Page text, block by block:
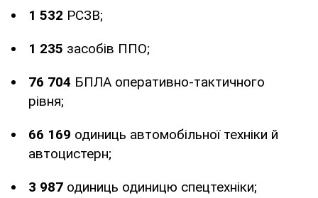
1 532 РСЗВ;
1 235 засобів ППО;
76 704 БПЛА оперативно-тактичного
рівня;
66 169 одиниць автомобільної техніки й
автоцистерн;
3 987 одиниць одиницю спецтехніки;